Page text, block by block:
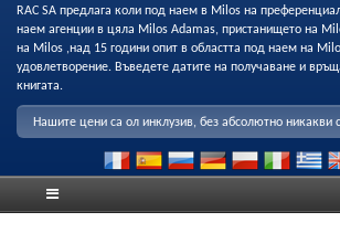
RAC SA предлага коли под наем в Milos на
наем агенции в цяла Milos Adamas, пристанището на
на Milos ,над 15 години опит в областта под наем на
удовлетворение. Въведете датите на получаване и
книгата.
Нашите цени са ол инклузив, без абсолютно никакви